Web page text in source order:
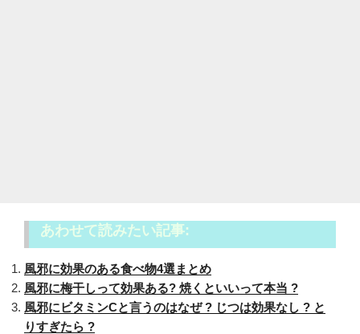
あわせて読みたい記事:
風邪に効果のある食べ物4選まとめ
風邪に梅干しって効果ある? 焼くといいって本当 ?
風邪にビタミンCと言うのはなぜ ? じつは効果なし ? と
りすぎたら ?